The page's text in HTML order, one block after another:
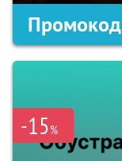
Промокод
-15%